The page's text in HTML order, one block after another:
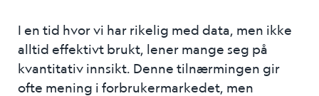
I en tid hvor vi har rikelig med data, men ikke
alltid effektivt brukt, lener mange seg på
kvantitativ innsikt. Denne tilnærmingen gir
ofte mening i forbrukermarkedet, men